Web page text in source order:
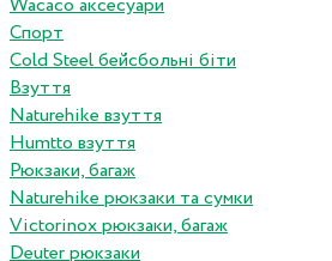
Wacaco аксесуари
Спорт
Cold Steel бейсбольні біти
Взуття
Naturehike взуття
Humtto взуття
Рюкзаки, багаж
Naturehike рюкзаки та сумки
Victorinox рюкзаки, багаж
Deuter рюкзаки